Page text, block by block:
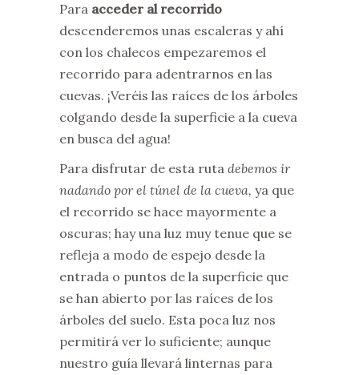
Para acceder al recorrido
descenderemos unas escaleras y ahí
con los chalecos empezaremos el
recorrido para adentrarnos en las
cuevas. ¡Veréis las raíces de los árboles
colgando desde la superficie a la cueva
en busca del agua!
Para disfrutar de esta ruta debemos ir
nadando por el túnel de la cueva, ya que
el recorrido se hace mayormente a
oscuras; hay una luz muy tenue que se
refleja a modo de espejo desde la
entrada o puntos de la superficie que
se han abierto por las raíces de los
árboles del suelo. Esta poca luz nos
permitirá ver lo suficiente; aunque
nuestro guía llevará linternas para